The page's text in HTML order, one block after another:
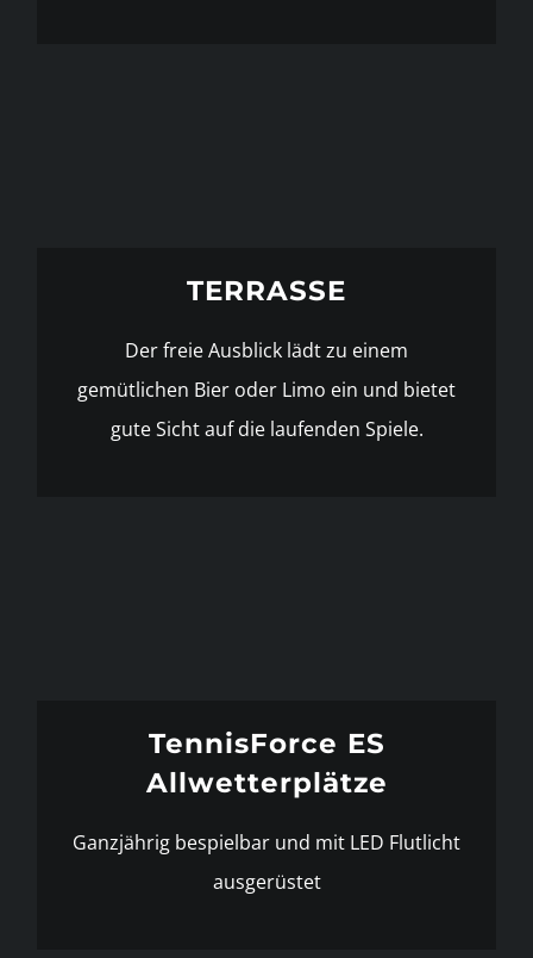
TERRASSE
Der freie Ausblick lädt zu einem
gemütlichen Bier oder Limo ein und bietet
gute Sicht auf die laufenden Spiele.
TennisForce ES
Allwetterplätze
Ganzjährig bespielbar und mit LED Flutlicht
ausgerüstet